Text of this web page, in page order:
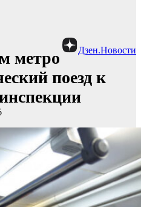
Дзен.Новости
метро
поезд к